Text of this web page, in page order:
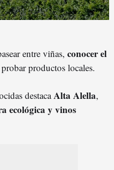
entre viñas, conocer el
productos locales.
destacaAlta Alella,
ecológica y vinos